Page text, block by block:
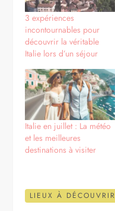
3 expériences
incontournables pour
découvrir la véritable
Italie lors d’un séjour
Italie en juillet : La météo
et les meilleures
destinations à visiter
LIEUX À DÉCOUVRIR